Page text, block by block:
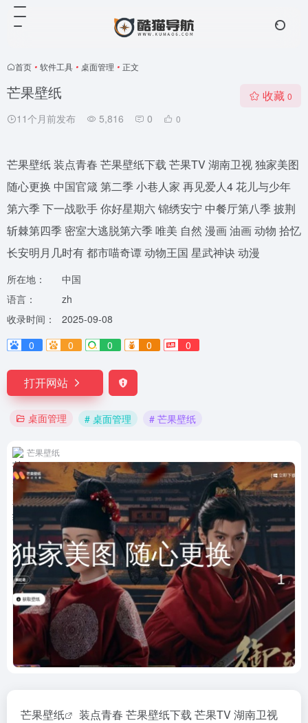
首页 • 软件工具 • 桌面管理 • 正文
芒果壁纸
11个月前发布 5,816 0 0
收藏 0
芒果壁纸 装点青春 芒果壁纸下载 芒果TV 湖南卫视 独家美图
随心更换 中国官箴 第二季 小巷人家 再见爱人4 花儿与少年
第六季 下一战歌手 你好星期六 锦绣安宁 中餐厅第八季 披荆
斩棘第四季 密室大逃脱第六季 唯美 自然 漫画 油画 动物 拾忆
长安明月几时有 都市喵奇谭 动物王国 星武神诀 动漫
所在地：
中国
语言：
zh
收录时间：
2025-09-08
0
0 0 0 0
打开网站
桌面管理 # 桌面管理 # 芒果壁纸
芒果壁纸
芒果壁纸
装点青春 芒果壁纸下载 芒果TV 湖南卫视